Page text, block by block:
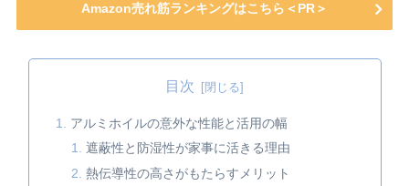
Amazon売れ筋ランキングはこちら＜PR＞
目次
アルミホイルの意外な性能と活用の幅
遮蔽性と防湿性が家事に活きる理由
熱伝導性の高さがもたらすメリット